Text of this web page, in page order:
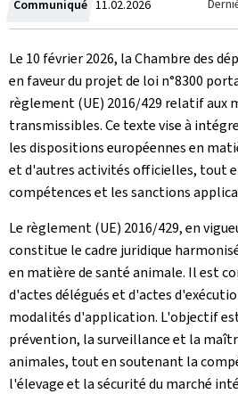
Communiqué Crée
le
11.02.2026
Le 10 février 2026, la Chambre des
en faveur du projet de loi n°8300
règlement (UE) 2016/429 relatif aux
transmissibles. Ce texte vise à
les dispositions européennes en
et d'autres activités officielles, tout
compétences et les sanctions
Le règlement (UE) 2016/429, en
constitue le cadre juridique
en matière de santé animale. Il est
d'actes délégués et d'actes
modalités d'application. L'objectif
prévention, la surveillance et la
animales, tout en soutenant la
l'élevage et la sécurité du marché